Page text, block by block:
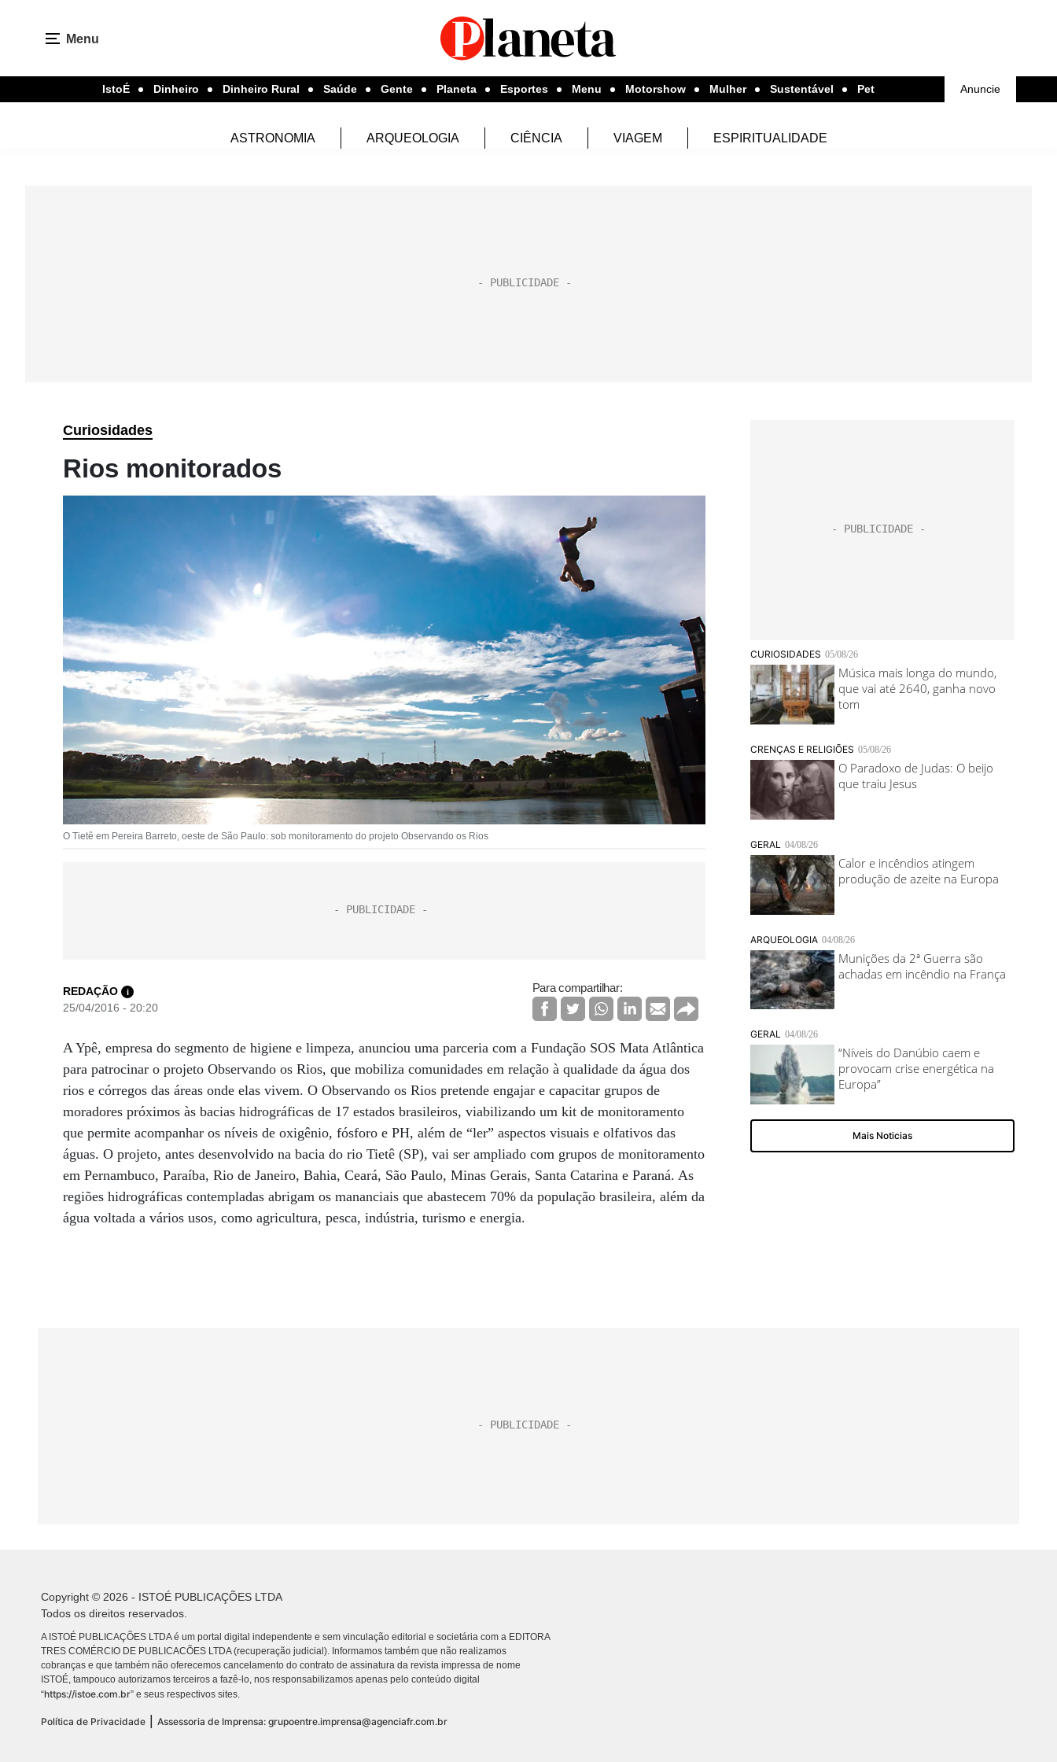
Menu
IstoÉ Dinheiro Dinheiro Rural Saúde Gente Planeta Esportes Menu Motorshow Mulher Sustentável Pet Anuncie
ASTRONOMIA ARQUEOLOGIA CIÊNCIA VIAGEM ESPIRITUALIDADE
Curiosidades
Rios monitorados
O Tietê em Pereira Barreto, oeste de São Paulo: sob monitoramento do projeto Observando os Rios
REDAÇÃO i
25/04/2016 - 20:20
Para compartilhar:
A Ypê, empresa do segmento de higiene e limpeza, anunciou uma parceria com a Fundação SOS Mata Atlântica
para patrocinar o projeto Observando os Rios, que mobiliza comunidades em relação à qualidade da água dos
rios e córregos das áreas onde elas vivem. O Observando os Rios pretende engajar e capacitar grupos de
moradores próximos às bacias hidrográficas de 17 estados brasileiros, viabilizando um kit de monitoramento
que permite acompanhar os níveis de oxigênio, fósforo e PH, além de “ler” aspectos visuais e olfativos das
águas. O projeto, antes desenvolvido na bacia do rio Tietê (SP), vai ser ampliado com grupos de monitoramento
em Pernambuco, Paraíba, Rio de Janeiro, Bahia, Ceará, São Paulo, Minas Gerais, Santa Catarina e Paraná. As
regiões hidrográficas contempladas abrigam os mananciais que abastecem 70% da população brasileira, além da
água voltada a vários usos, como agricultura, pesca, indústria, turismo e energia.
Copyright © 2026 - ISTOÉ PUBLICAÇÕES LTDA
Todos os direitos reservados.
A ISTOÉ PUBLICAÇÕES LTDA é um portal digital independente e sem vinculação editorial e societária com a EDITORA
TRES COMÉRCIO DE PUBLICACÕES LTDA (recuperação judicial). Informamos também que não realizamos
cobranças e que também não oferecemos cancelamento do contrato de assinatura da revista impressa de nome
ISTOÉ, tampouco autorizamos terceiros a fazê-lo, nos responsabilizamos apenas pelo conteúdo digital
“https://istoe.com.br” e seus respectivos sites.
Política de Privacidade Assessoria de Imprensa: grupoentre.imprensa@agenciafr.com.br